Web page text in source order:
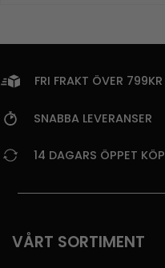
FRI FRAKT ÖVER 799KR
SNABBA LEVERANSER
14 DAGARS ÖPPET KÖP
VÅRT SORTIMENT